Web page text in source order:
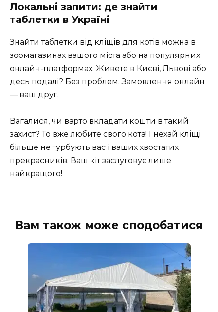
Локальні запити: де знайти
таблетки в Україні
Знайти таблетки від кліщів для котів можна в
зоомагазинах вашого міста або на популярних
онлайн-платформах. Живете в Києві, Львові або
десь подалі? Без проблем. Замовлення онлайн
— ваш друг.
Вагалися, чи варто вкладати кошти в такий
захист? То вже любите свого кота! І нехай кліщі
більше не турбують вас і ваших хвостатих
прекрасників. Ваш кіт заслуговує лише
найкращого!
Вам також може сподобатися